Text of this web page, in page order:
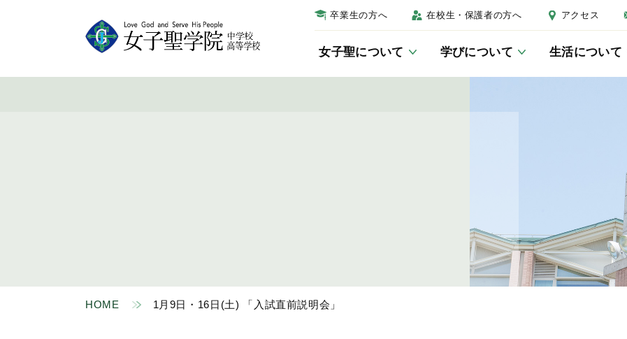
卒業生の方へ 在校生・保護者の方へ アクセス
女子聖について
教育の三本柱
キャンパスマップ
学びについて
総合的な学習・探究の時間につ
いて
JSGラーニングセンター
生活について
年間行事
生徒会活動
卒業生紹介
入試結果
入試Q＆A
HOME 1月9日・16日(土) 「入試直前説明会」